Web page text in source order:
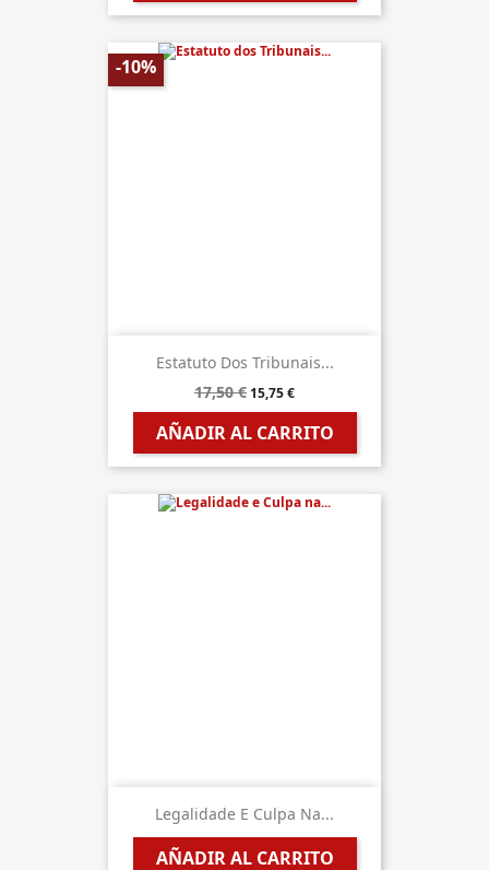
Estatuto Dos Tribunais...
17,50 € 15,75 €
AÑADIR AL CARRITO
-10%
Legalidade E Culpa Na...
AÑADIR AL CARRITO